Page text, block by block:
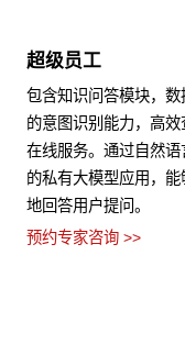
超级员工
包含知识问答模块，
的意图识别能力，高
在线服务。通过自然
的私有大模型应用，
地回答用户提问。
预约专家咨询 >>